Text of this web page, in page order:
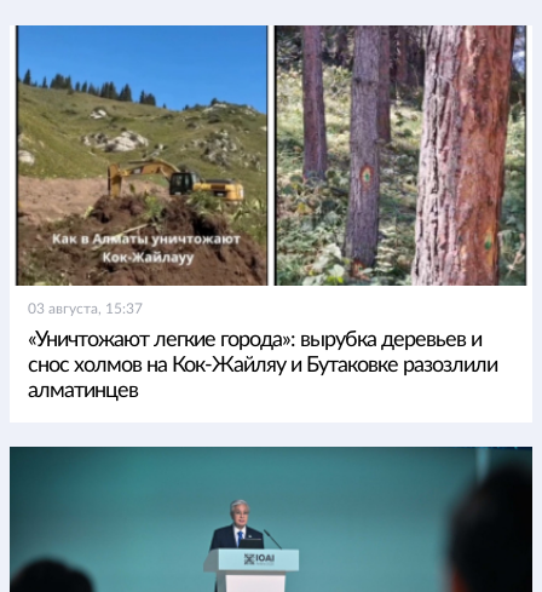
03 августа, 15:37
«Уничтожают легкие города»: вырубка деревьев и
снос холмов на Кок-Жайляу и Бутаковке разозлили
алматинцев